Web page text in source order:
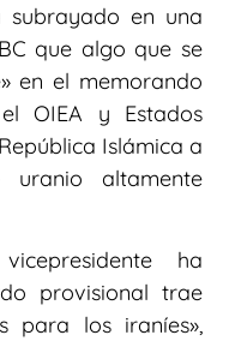
subrayado en una
que algo que se
en el memorando
OIEA y Estados
Islámica a
uranio altamente
ha
provisional trae
para los iraníes»,